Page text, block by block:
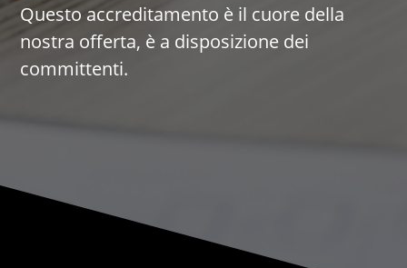
Questo accreditamento è il cuore della
nostra offerta, è a disposizione dei
committenti.